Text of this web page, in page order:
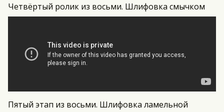
Четвёртый ролик из восьми. Шлифовка смычком
Пятый этап из восьми. Шлифовка ламельной